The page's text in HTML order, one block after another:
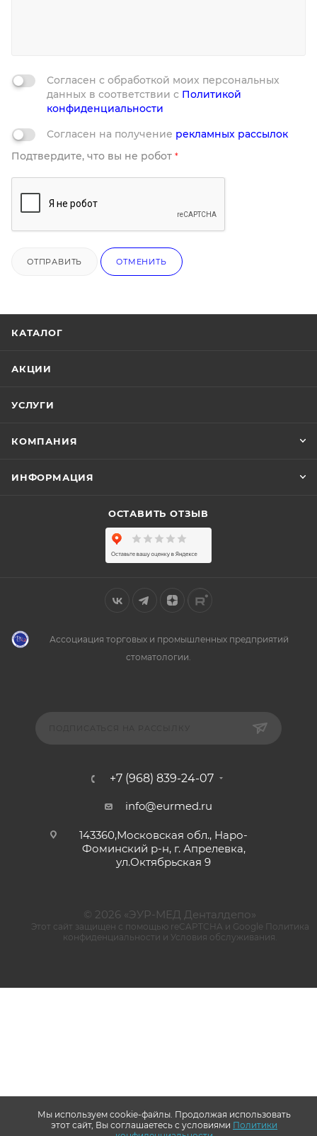
Согласен с обработкой моих персональных
данных в соответствии с Политикой
конфиденциальности
Согласен на получение рекламных рассылок
Подтвердите, что вы не робот *
ОТПРАВИТЬ ОТМЕНИТЬ
КАТАЛОГ
АКЦИИ
УСЛУГИ
КОМПАНИЯ
ИНФОРМАЦИЯ
ОСТАВИТЬ ОТЗЫВ
Ассоциация торговых и промышленных предприятий
стоматологии.
+7 (968) 839-24-07
info@eurmed.ru
143360,Московская обл., Наро-
Фоминский р-н, г. Апрелевка,
ул.Октябрьская 9
© 2026 «ЭУР-МЕД Денталдепо»
Этот сайт защищен с помощью reCAPTCHA и Google Политика
конфиденциальности и Условия обслуживания
Мы используем cookie-файлы. Продолжая использовать
этот сайт, Вы соглашаетесь с условиями Политики